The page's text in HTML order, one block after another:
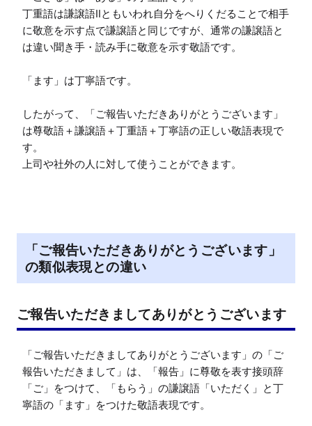
丁重語は謙譲語Ⅱともいわれ自分をへりくだることで相手
に敬意を示す点で謙譲語と同じですが、通常の謙譲語と
は違い聞き手・読み手に敬意を示す敬語です。
「ます」は丁寧語です。
したがって、「ご報告いただきありがとうございます」
は尊敬語＋謙譲語＋丁重語＋丁寧語の正しい敬語表現で
す。
上司や社外の人に対して使うことができます。
「ご報告いただきありがとうございます」
の類似表現との違い
ご報告いただきましてありがとうございます
「ご報告いただきましてありがとうございます」の「ご
報告いただきまして」は、「報告」に尊敬を表す接頭辞
「ご」をつけて、「もらう」の謙譲語「いただく」と丁
寧語の「ます」をつけた敬語表現です。